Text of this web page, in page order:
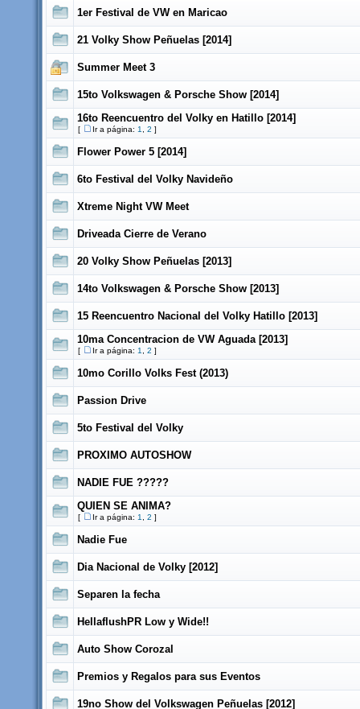
1er Festival de VW en Maricao
21 Volky Show Peñuelas [2014]
Summer Meet 3
15to Volkswagen & Porsche Show [2014]
16to Reencuentro del Volky en Hatillo [2014]
[ Ir a página: 1 2 ]
Flower Power 5 [2014]
6to Festival del Volky Navideño
Xtreme Night VW Meet
Driveada Cierre de Verano
20 Volky Show Peñuelas [2013]
14to Volkswagen & Porsche Show [2013]
15 Reencuentro Nacional del Volky Hatillo [2013]
10ma Concentracion de VW Aguada [2013]
[ Ir a página: 1 2 ]
10mo Corillo Volks Fest (2013)
Passion Drive
5to Festival del Volky
PROXIMO AUTOSHOW
NADIE FUE ?????
QUIEN SE ANIMA?
[ Ir a página: 1 2 ]
Nadie Fue
Dia Nacional de Volky [2012]
Separen la fecha
HellaflushPR Low y Wide!!
Auto Show Corozal
Premios y Regalos para sus Eventos
19no Show del Volkswagen Peñuelas [2012]